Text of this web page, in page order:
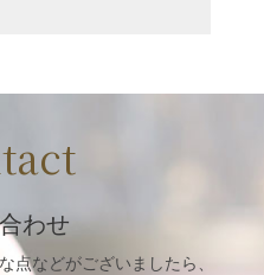
わせ
点などがございましたら、